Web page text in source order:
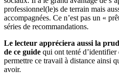
professionnel(le)s de terrain mais
accompagnées. Ce n’est pas un «
séries de recommandations.
Le lecteur appréciera aussi la
de ce guide qui ont tenté d’identifier
permettre ce travail à distance ainsi
avoir.